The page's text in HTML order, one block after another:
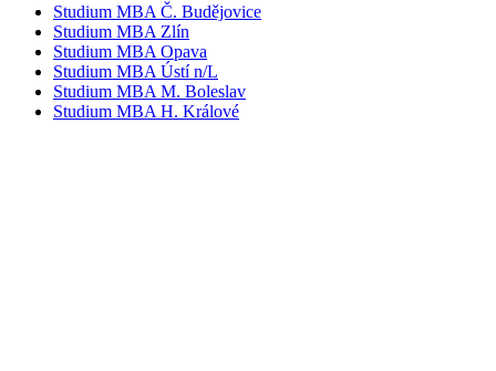
Studium MBA Č. Budějovice
Studium MBA Zlín
Studium MBA Opava
Studium MBA Ústí n/L
Studium MBA M. Boleslav
Studium MBA H. Králové